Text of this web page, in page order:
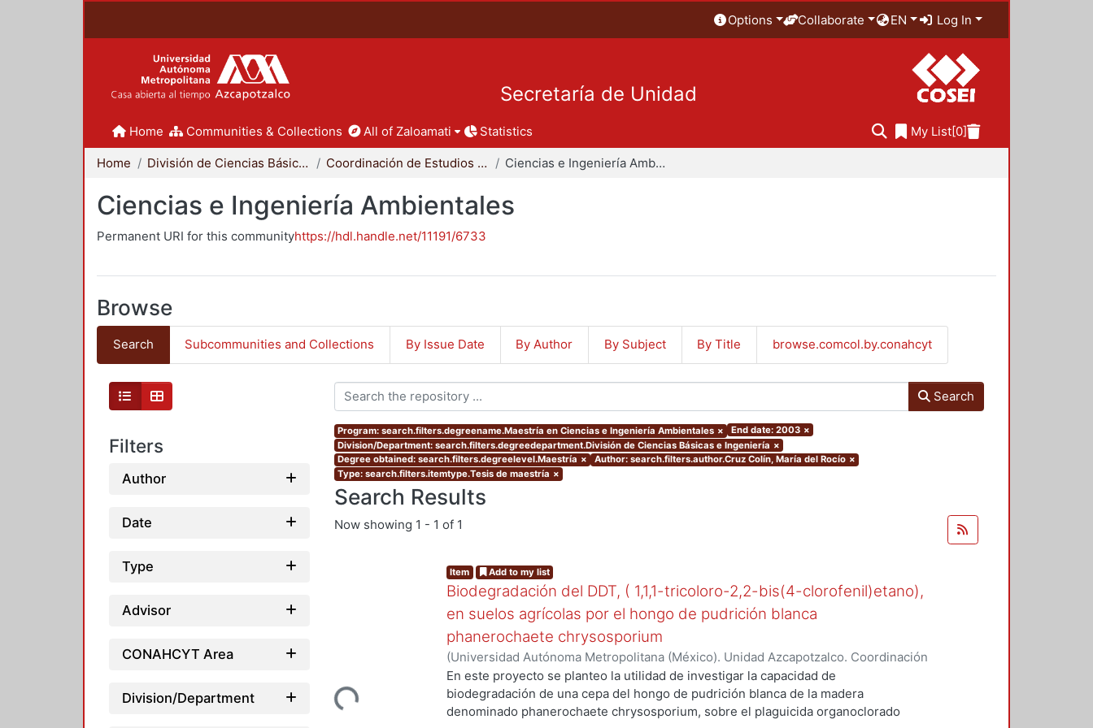
Options Collaborate EN Log In
Secretaría de Unidad
Home Communities & Collections All of Zaloamati Statistics My List[0]
Home División de Ciencias Básicas e Ingeniería Coordinación de Estudios de Posgrado - CBI Ciencias e Ingeniería Ambientales
Ciencias e Ingeniería Ambientales
Permanent URI for this communityhttps://hdl.handle.net/11191/6733
Browse
Search Subcommunities and Collections By Issue Date By Author By Subject By Title browse.comcol.by.conahcyt
Filters
Author
Date
Type
Advisor
CONAHCYT Area
Division/Department
Search
Program: search.filters.degreename.Maestría en Ciencias e Ingeniería Ambientales × End date: 2003 ×
Division/Department: search.filters.degreedepartment.División de Ciencias Básicas e Ingeniería ×
Degree obtained: search.filters.degreelevel.Maestría × Author: search.filters.author.Cruz Colín, María del Rocío ×
Type: search.filters.itemtype.Tesis de maestría ×
Search Results
Now showing 1 - 1 of 1
Loading...
Item Add to my list
Biodegradación del DDT, ( 1,1,1-tricoloro-2,2-bis(4-clorofenil)etano),
en suelos agrícolas por el hongo de pudrición blanca
phanerochaete chrysosporium
(Universidad Autónoma Metropolitana (México). Unidad Azcapotzalco. Coordinación
de Servicios de Información. ,2003-06 )Cruz Colín, María del Rocío
En este proyecto se planteo la utilidad de investigar la capacidad de
biodegradación de una cepa del hongo de pudrición blanca de la madera
denominado phanerochaete chrysosporium, sobre el plaguicida organoclorado